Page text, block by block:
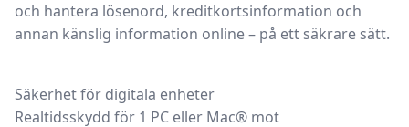
och hantera lösenord, kreditkortsinformation och
annan känslig information online – på ett säkrare sätt.
Säkerhet för digitala enheter
Realtidsskydd för 1 PC eller Mac® mot